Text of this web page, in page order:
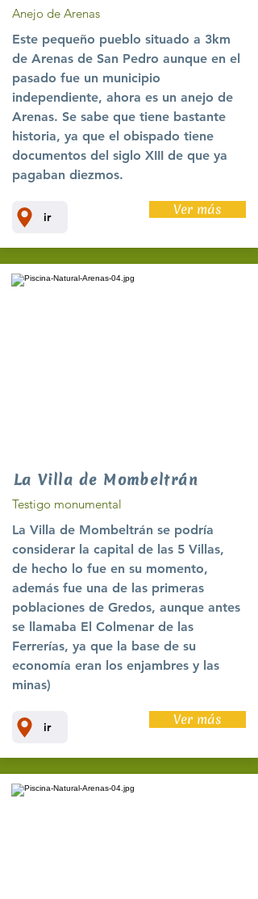
Anejo de Arenas
Este pequeño pueblo situado a 3km
de Arenas de San Pedro aunque en el
pasado fue un municipio
independiente, ahora es un anejo de
Arenas. Se sabe que tiene bastante
historia, ya que el obispado tiene
documentos del siglo XIII de que ya
pagaban diezmos.
ir Ver más
La Villa de Mombeltrán
Testigo monumental
La Villa de Mombeltrán se podría
considerar la capital de las 5 Villas,
de hecho lo fue en su momento,
además fue una de las primeras
poblaciones de Gredos, aunque antes
se llamaba El Colmenar de las
Ferrerías, ya que la base de su
economía eran los enjambres y las
minas)
ir Ver más